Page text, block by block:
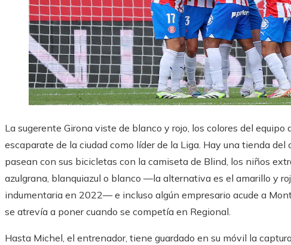
La sugerente Girona viste de blanco y rojo, los colores del
escaparate de la ciudad como líder de la Liga. Hay una tienda
pasean con sus bicicletas con la camiseta de Blind, los niños
azulgrana, blanquiazul o blanco —la alternativa es el amarillo y
indumentaria en 2022— e incluso algún empresario acude a
se atrevía a poner cuando se competía en Regional.
Hasta Michel, el entrenador, tiene guardado en su móvil la